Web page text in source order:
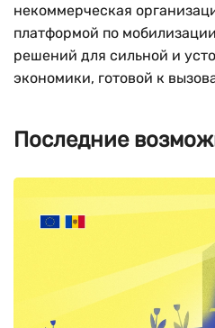
некоммерческая
платформой по
решений для сильной и
экономики, готовой к
Последние